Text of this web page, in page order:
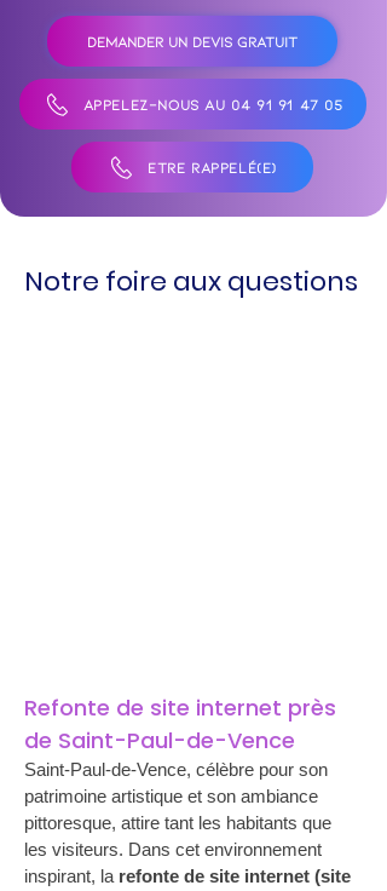
DEMANDER UN DEVIS GRATUIT
APPELEZ-NOUS AU 04 91 91 47 05
ÊTRE RAPPELÉ(E)
Notre foire aux questions
Refonte de site internet près
de Saint-Paul-de-Vence
Saint-Paul-de-Vence, célèbre pour son
patrimoine artistique et son ambiance
pittoresque, attire tant les habitants que
les visiteurs. Dans cet environnement
inspirant, la refonte de site internet (site